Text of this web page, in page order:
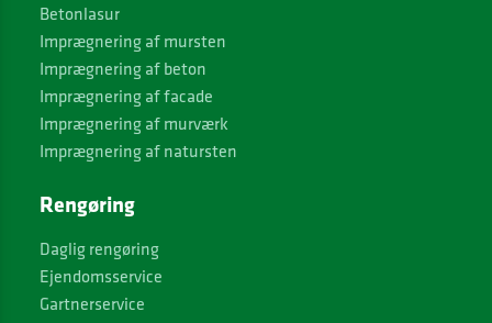
Betonlasur
Imprægnering af mursten
Imprægnering af beton
Imprægnering af facade
Imprægnering af murværk
Imprægnering af natursten
Rengøring
Daglig rengøring
Ejendomsservice
Gartnerservice